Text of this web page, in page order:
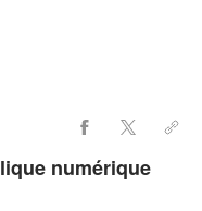
numérique